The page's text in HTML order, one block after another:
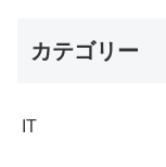
カテゴリー
IT